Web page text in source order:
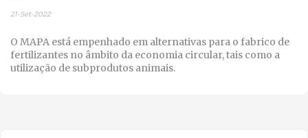
21-Set-2022
O MAPA está empenhado em alternativas para o fabrico de
fertilizantes no âmbito da economia circular, tais como a
utilização de subprodutos animais.